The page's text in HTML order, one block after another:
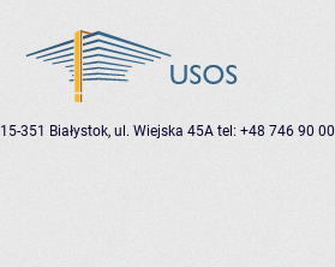
15-351 Białystok, ul. Wiejska 45A tel: +48 746 90 00